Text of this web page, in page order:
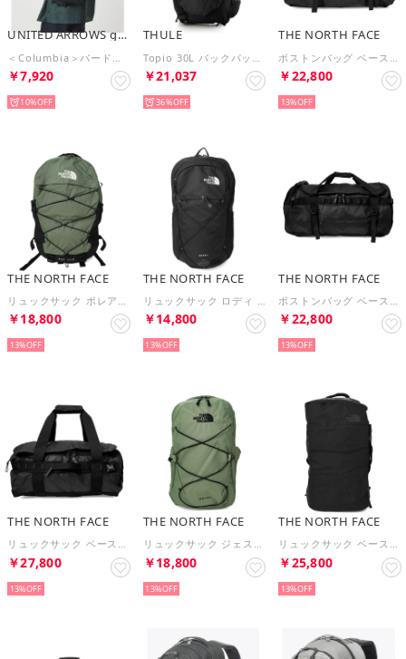
UNITED ARROWS green label relaxing
￥7,920
10%
THULE
￥21,037
36%
THE NORTH FACE
￥22,800
13%
THE NORTH FACE
リュックサック ボレアリス BACKPACK NF0A52SE D0L （ブラック）
￥18,800
13%
THE NORTH FACE
リュックサック ロディ BACKPACK NF0A3KVC 4H0 （ブラック）
￥14,800
13%
THE NORTH FACE
ボストンバッグ ベースキャンプ DUFFEL BACKPACK L NF0A52SB 53R （ブラック/ホワイト）
￥22,800
13%
THE NORTH FACE
リュックサック ベースキャンプボイジャー DUFFEL BACKPACK NF0A52RQ KT0 （ブラック/アスファルトグレー）
￥27,800
13%
THE NORTH FACE
リュックサック ジェスター BACKPACK NF0A3VXF D0L （バークミスト）
￥18,800
13%
THE NORTH FACE
リュックサック ベースキャンプボイジャー DUFFEL BACKPACK NF0A52RR KT0 （ブラック/アスファルトグレー）
￥25,800
13%